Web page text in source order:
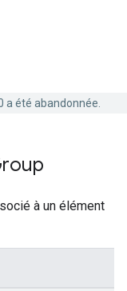
a été abandonnée.
à un élément